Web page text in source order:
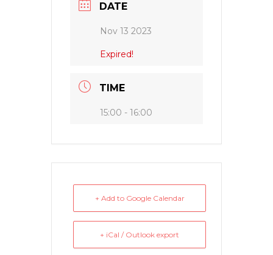
DATE
Nov 13 2023
Expired!
TIME
15:00 - 16:00
+ Add to Google Calendar
+ iCal / Outlook export